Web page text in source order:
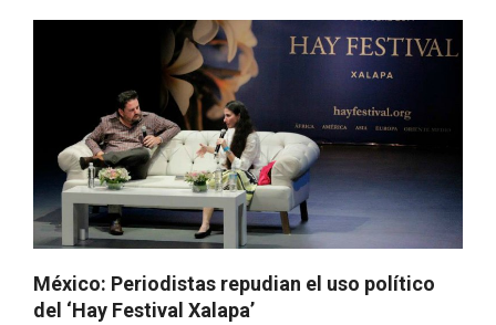
México: Periodistas repudian el uso político
del ‘Hay Festival Xalapa’